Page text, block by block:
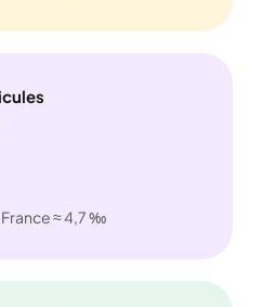
France ≈ 4,7 ‰